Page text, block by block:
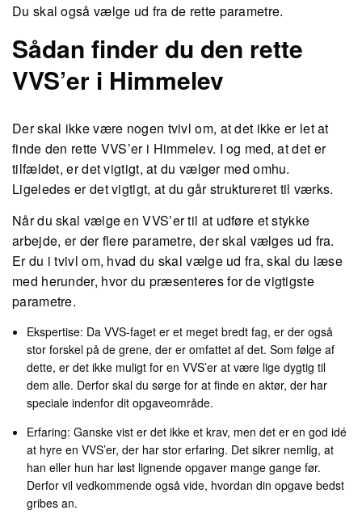
Du skal også vælge ud fra de rette parametre.
Sådan finder du den rette
VVS’er i Himmelev
Der skal ikke være nogen tvivl om, at det ikke er let at
finde den rette VVS’er i Himmelev. I og med, at det er
tilfældet, er det vigtigt, at du vælger med omhu.
Ligeledes er det vigtigt, at du går struktureret til værks.
Når du skal vælge en VVS’er til at udføre et stykke
arbejde, er der flere parametre, der skal vælges ud fra.
Er du i tvivl om, hvad du skal vælge ud fra, skal du læse
med herunder, hvor du præsenteres for de vigtigste
parametre.
Ekspertise: Da VVS-faget er et meget bredt fag, er der også
stor forskel på de grene, der er omfattet af det. Som følge af
dette, er det ikke muligt for en VVS’er at være lige dygtig til
dem alle. Derfor skal du sørge for at finde en aktør, der har
speciale indenfor dit opgaveområde.
Erfaring: Ganske vist er det ikke et krav, men det er en god idé
at hyre en VVS’er, der har stor erfaring. Det sikrer nemlig, at
han eller hun har løst lignende opgaver mange gange før.
Derfor vil vedkommende også vide, hvordan din opgave bedst
gribes an.